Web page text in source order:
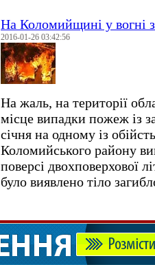
На Коломийщині у вогні
2016-01-26 03:42:56
На жаль, на території
місце випадки пожеж із
січня на одному із
Коломийського району
поверсі двохповерхової
було виявлено тіло